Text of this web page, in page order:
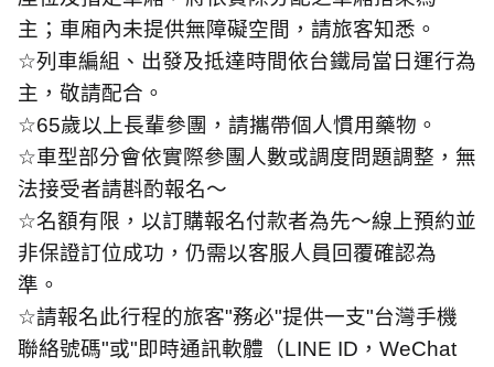
主；車廂內未提供無障礙空間，請旅客知悉。
☆列車編組、出發及抵達時間依台鐵局當日運行為
主，敬請配合。
☆65歲以上長輩參團，請攜帶個人慣用藥物。
☆車型部分會依實際參團人數或調度問題調整，無
法接受者請斟酌報名～
☆名額有限，以訂購報名付款者為先～線上預約並
非保證訂位成功，仍需以客服人員回覆確認為
準。
☆請報名此行程的旅客"務必"提供一支"台灣手機
聯絡號碼"或"即時通訊軟體（LINE ID ， WeChat